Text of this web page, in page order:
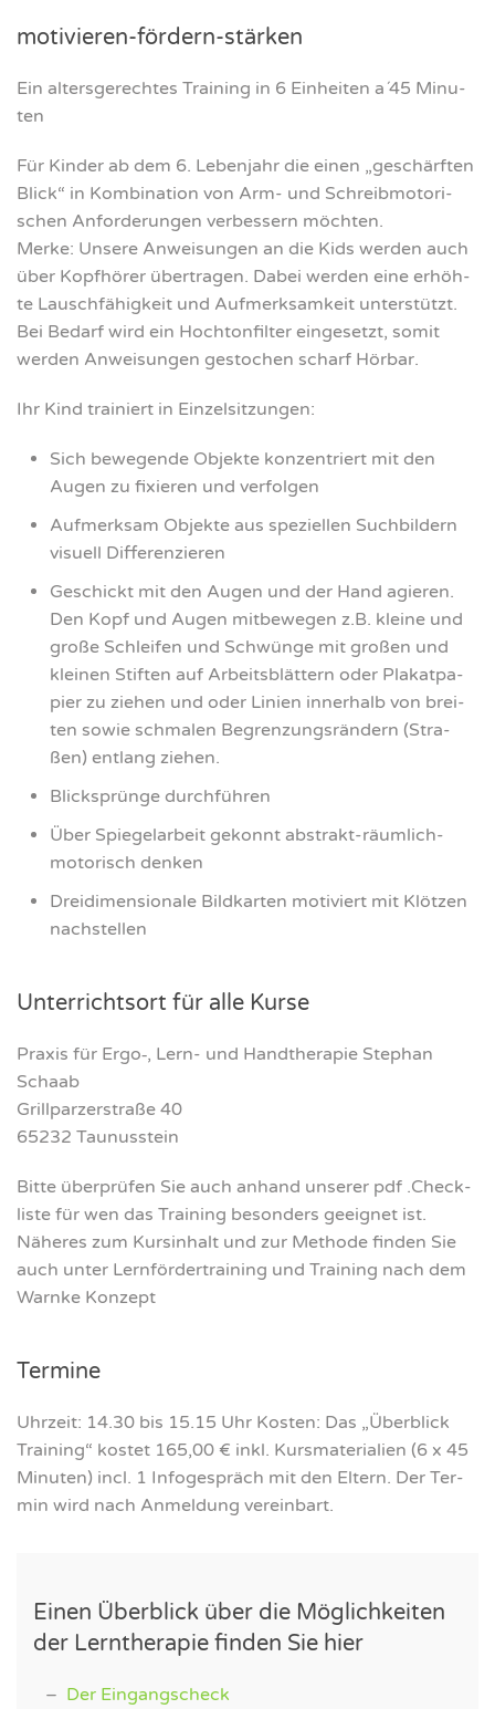
moti­vie­ren-för­dern-stär­ken
Ein alters­ge­rech­tes Trai­ning in 6 Ein­hei­ten a´45 Minu­
ten
Für Kin­der ab dem 6. Leben­jahr die einen „geschärf­ten
Blick“ in Kom­bi­na­ti­on von Arm- und Schreib­mo­to­ri­
schen Anfor­de­run­gen ver­bes­sern möch­ten.
Mer­ke: Unse­re Anwei­sun­gen an die Kids wer­den auch
über Kopf­hö­rer über­tra­gen. Dabei wer­den eine erhöh­
te Lausch­fä­hig­keit und Auf­merk­sam­keit unter­stützt.
Bei Bedarf wird ein Hoch­ton­fil­ter ein­ge­setzt, somit
wer­den Anwei­sun­gen gesto­chen scharf Hör­bar.
Ihr Kind trai­niert in Ein­zel­sit­zun­gen:
Sich bewe­gen­de Objek­te kon­zen­triert mit den
Augen zu fixie­ren und ver­fol­gen
Auf­merk­sam Objek­te aus spe­zi­el­len Such­bil­dern
visu­ell Dif­fe­ren­zie­ren
Geschickt mit den Augen und der Hand agie­ren.
Den Kopf und Augen mit­be­we­gen z.B. klei­ne und
gro­ße Schlei­fen und Schwün­ge mit gro­ßen und
klei­nen Stif­ten auf Arbeits­blät­tern oder Pla­kat­pa­
pier zu zie­hen und oder Lini­en inner­halb von brei­
ten sowie schma­len Begren­zungs­rän­dern (Stra­
ßen) ent­lang zie­hen.
Blick­sprün­ge durch­füh­ren
Über Spie­gel­ar­beit gekonnt abs­trakt-räum­lich-
moto­risch den­ken
Drei­di­men­sio­na­le Bild­kar­ten moti­viert mit Klöt­zen
nach­stel­len
Unter­richts­ort für alle Kur­se
Pra­xis für Ergo‑, Lern- und Hand­the­ra­pie Ste­phan
Schaab
Grill­par­zer­stra­ße 40
65232 Tau­nus­stein
Bit­te über­prü­fen Sie auch anhand unse­rer pdf .Check­
lis­te für wen das Trai­ning beson­ders geeig­net ist.
Nähe­res zum Kurs­in­halt und zur Metho­de fin­den Sie
auch unter Lern­för­der­trai­ning und Trai­ning nach dem
Warn­ke Kon­zept
Ter­mi­ne
Uhr­zeit: 14.30 bis 15.15 Uhr Kos­ten: Das „Über­blick
Trai­ning“ kos­tet 165,00 € inkl. Kurs­ma­te­ria­li­en (6 x 45
Minu­ten) incl. 1 Info­ge­spräch mit den Eltern. Der Ter­
min wird nach Anmel­dung ver­ein­bart.
Einen Über­blick über die Mög­lich­kei­ten
der Lern­the­ra­pie fin­den Sie hier
Der Ein­gangs­check